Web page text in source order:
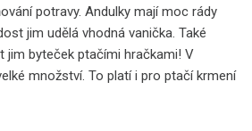
potravy. Andulky mají moc rády
jim udělá vhodná vanička. Také
jim byteček ptačími hračkami! V
množství. To platí i pro ptačí krmení